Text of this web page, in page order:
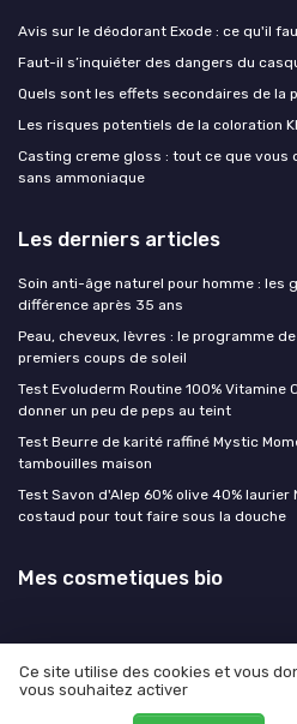
Avis sur le déodorant Exode : ce qu'il
Faut-il s’inquiéter des dangers du
Quels sont les effets secondaires de la
Les risques potentiels de la coloration
Casting creme gloss : tout ce que vous
sans ammoniaque
Les derniers articles
Soin anti-âge naturel pour homme : les
différence après 35 ans
Peau, cheveux, lèvres : le programme
premiers coups de soleil
Test Evoluderm Routine 100% Vitamine
donner un peu de peps au teint
Test Beurre de karité raffiné Mystic
tambouilles maison
Test Savon d'Alep 60% olive 40% laurier
costaud pour tout faire sous la douche
Mes cosmetiques bio
Mentions légales
Ce site utilise des cookies et vous
vous souhaitez activer